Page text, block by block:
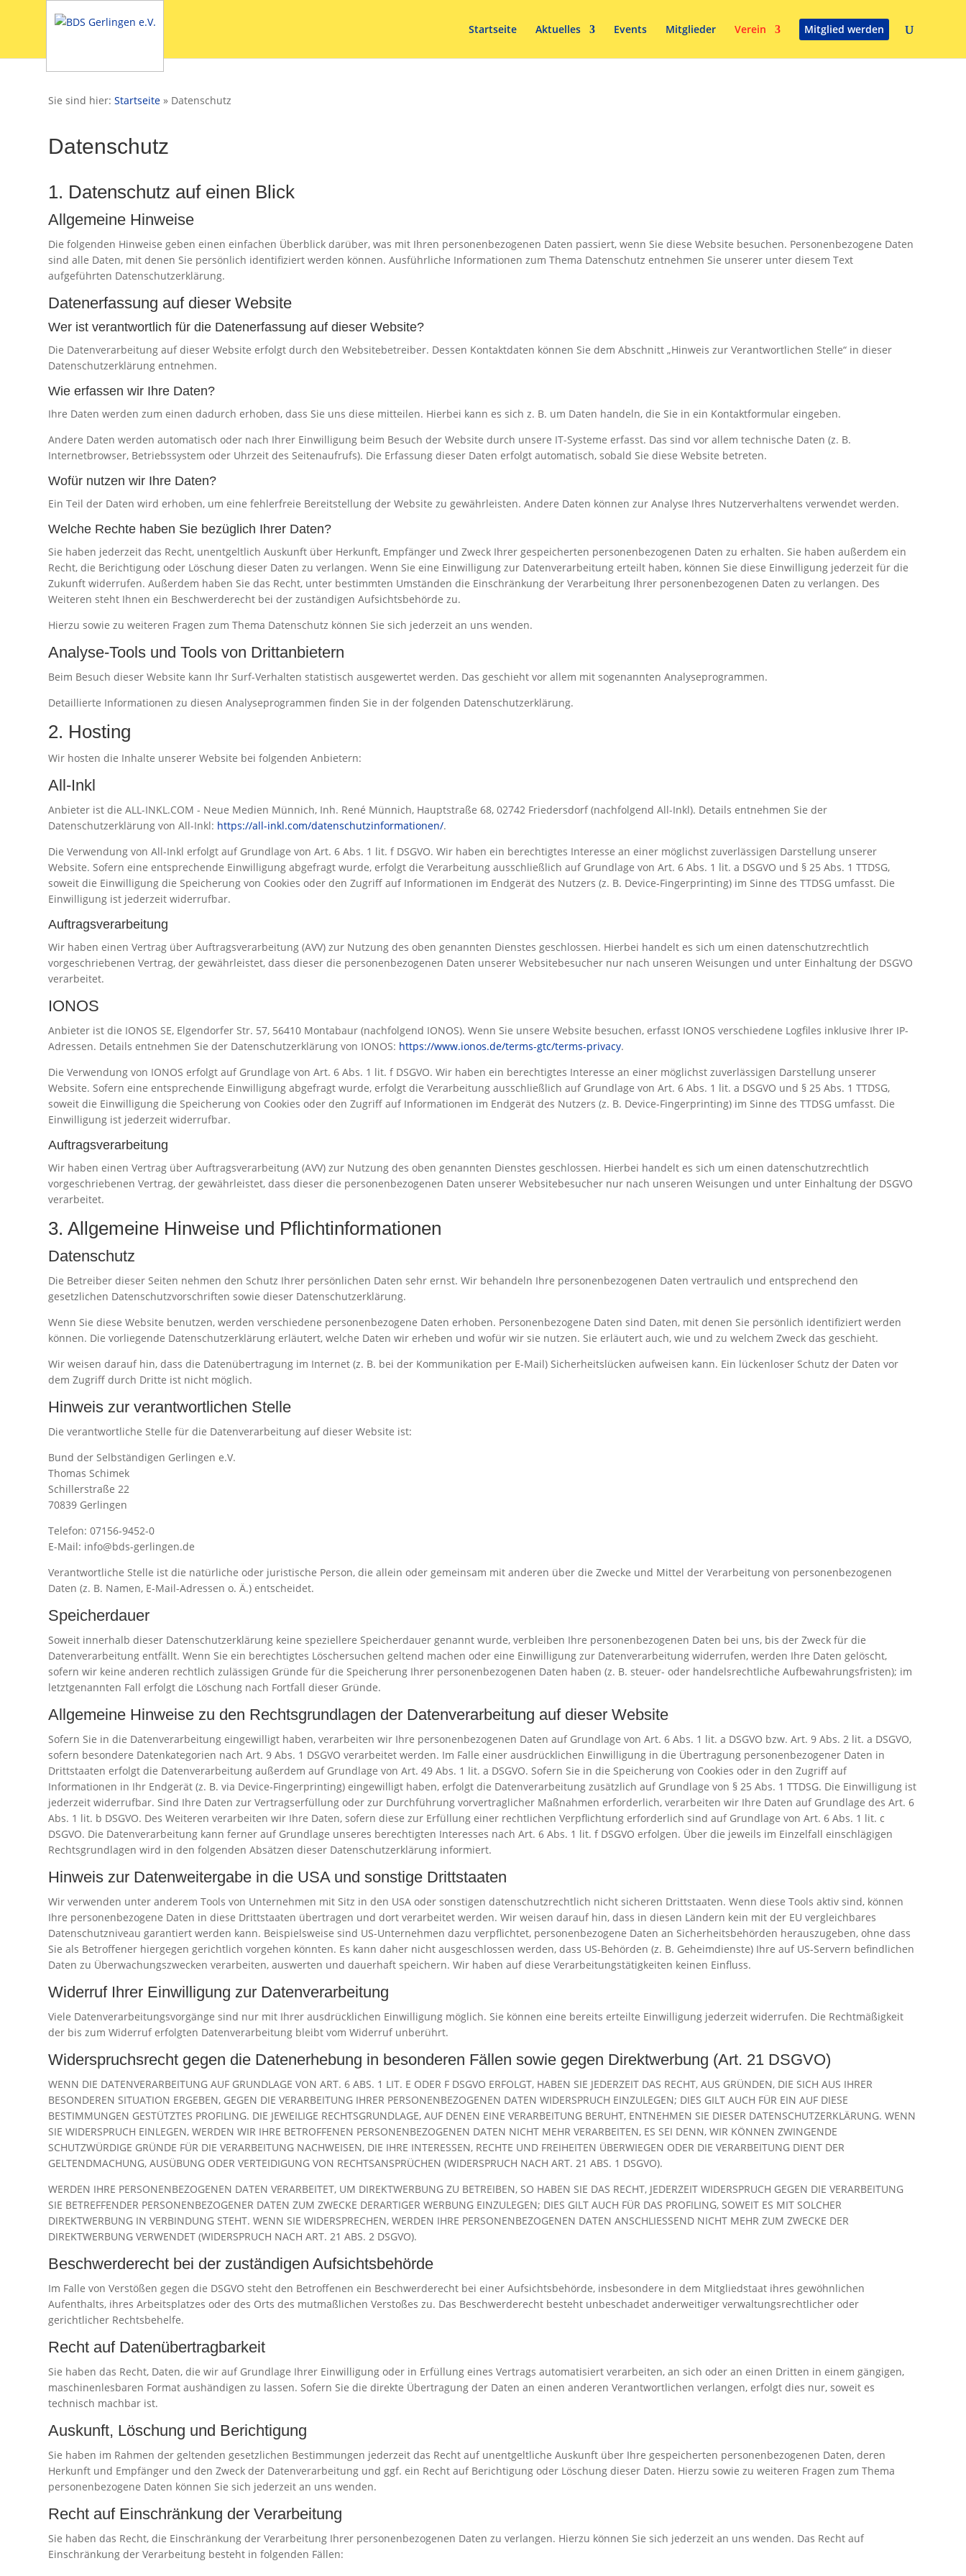
Startseite Aktuelles Events Mitglieder Verein Mitglied werden
Sie sind hier:Startseite » Datenschutz
Datenschutz
1. Datenschutz auf einen Blick
Allgemeine Hinweise
Die folgenden Hinweise geben einen einfachen Überblick darüber, was mit Ihren personenbezogenen Daten passiert, wenn Sie diese Website besuchen. Personenbezogene Daten
sind alle Daten, mit denen Sie persönlich identifiziert werden können. Ausführliche Informationen zum Thema Datenschutz entnehmen Sie unserer unter diesem Text
aufgeführten Datenschutzerklärung.
Datenerfassung auf dieser Website
Wer ist verantwortlich für die Datenerfassung auf dieser Website?
Die Datenverarbeitung auf dieser Website erfolgt durch den Websitebetreiber. Dessen Kontaktdaten können Sie dem Abschnitt „Hinweis zur Verantwortlichen Stelle“ in dieser
Datenschutzerklärung entnehmen.
Wie erfassen wir Ihre Daten?
Ihre Daten werden zum einen dadurch erhoben, dass Sie uns diese mitteilen. Hierbei kann es sich z. B. um Daten handeln, die Sie in ein Kontaktformular eingeben.
Andere Daten werden automatisch oder nach Ihrer Einwilligung beim Besuch der Website durch unsere IT-Systeme erfasst. Das sind vor allem technische Daten (z. B.
Internetbrowser, Betriebssystem oder Uhrzeit des Seitenaufrufs). Die Erfassung dieser Daten erfolgt automatisch, sobald Sie diese Website betreten.
Wofür nutzen wir Ihre Daten?
Ein Teil der Daten wird erhoben, um eine fehlerfreie Bereitstellung der Website zu gewährleisten. Andere Daten können zur Analyse Ihres Nutzerverhaltens verwendet werden.
Welche Rechte haben Sie bezüglich Ihrer Daten?
Sie haben jederzeit das Recht, unentgeltlich Auskunft über Herkunft, Empfänger und Zweck Ihrer gespeicherten personenbezogenen Daten zu erhalten. Sie haben außerdem ein
Recht, die Berichtigung oder Löschung dieser Daten zu verlangen. Wenn Sie eine Einwilligung zur Datenverarbeitung erteilt haben, können Sie diese Einwilligung jederzeit für die
Zukunft widerrufen. Außerdem haben Sie das Recht, unter bestimmten Umständen die Einschränkung der Verarbeitung Ihrer personenbezogenen Daten zu verlangen. Des
Weiteren steht Ihnen ein Beschwerderecht bei der zuständigen Aufsichtsbehörde zu.
Hierzu sowie zu weiteren Fragen zum Thema Datenschutz können Sie sich jederzeit an uns wenden.
Analyse-Tools und Tools von Dritt­anbietern
Beim Besuch dieser Website kann Ihr Surf-Verhalten statistisch ausgewertet werden. Das geschieht vor allem mit sogenannten Analyseprogrammen.
Detaillierte Informationen zu diesen Analyseprogrammen finden Sie in der folgenden Datenschutzerklärung.
2. Hosting
Wir hosten die Inhalte unserer Website bei folgenden Anbietern:
All-Inkl
Anbieter ist die ALL-INKL.COM - Neue Medien Münnich, Inh. René Münnich, Hauptstraße 68, 02742 Friedersdorf (nachfolgend All-Inkl). Details entnehmen Sie der
Datenschutzerklärung von All-Inkl: https://all-inkl.com/datenschutzinformationen/.
Die Verwendung von All-Inkl erfolgt auf Grundlage von Art. 6 Abs. 1 lit. f DSGVO. Wir haben ein berechtigtes Interesse an einer möglichst zuverlässigen Darstellung unserer
Website. Sofern eine entsprechende Einwilligung abgefragt wurde, erfolgt die Verarbeitung ausschließlich auf Grundlage von Art. 6 Abs. 1 lit. a DSGVO und § 25 Abs. 1 TTDSG,
soweit die Einwilligung die Speicherung von Cookies oder den Zugriff auf Informationen im Endgerät des Nutzers (z. B. Device-Fingerprinting) im Sinne des TTDSG umfasst. Die
Einwilligung ist jederzeit widerrufbar.
Auftragsverarbeitung
Wir haben einen Vertrag über Auftragsverarbeitung (AVV) zur Nutzung des oben genannten Dienstes geschlossen. Hierbei handelt es sich um einen datenschutzrechtlich
vorgeschriebenen Vertrag, der gewährleistet, dass dieser die personenbezogenen Daten unserer Websitebesucher nur nach unseren Weisungen und unter Einhaltung der DSGVO
verarbeitet.
IONOS
Anbieter ist die IONOS SE, Elgendorfer Str. 57, 56410 Montabaur (nachfolgend IONOS). Wenn Sie unsere Website besuchen, erfasst IONOS verschiedene Logfiles inklusive Ihrer IP-
Adressen. Details entnehmen Sie der Datenschutzerklärung von IONOS: https://www.ionos.de/terms-gtc/terms-privacy.
Die Verwendung von IONOS erfolgt auf Grundlage von Art. 6 Abs. 1 lit. f DSGVO. Wir haben ein berechtigtes Interesse an einer möglichst zuverlässigen Darstellung unserer
Website. Sofern eine entsprechende Einwilligung abgefragt wurde, erfolgt die Verarbeitung ausschließlich auf Grundlage von Art. 6 Abs. 1 lit. a DSGVO und § 25 Abs. 1 TTDSG,
soweit die Einwilligung die Speicherung von Cookies oder den Zugriff auf Informationen im Endgerät des Nutzers (z. B. Device-Fingerprinting) im Sinne des TTDSG umfasst. Die
Einwilligung ist jederzeit widerrufbar.
Auftragsverarbeitung
Wir haben einen Vertrag über Auftragsverarbeitung (AVV) zur Nutzung des oben genannten Dienstes geschlossen. Hierbei handelt es sich um einen datenschutzrechtlich
vorgeschriebenen Vertrag, der gewährleistet, dass dieser die personenbezogenen Daten unserer Websitebesucher nur nach unseren Weisungen und unter Einhaltung der DSGVO
verarbeitet.
3. Allgemeine Hinweise und Pflicht­informationen
Datenschutz
Die Betreiber dieser Seiten nehmen den Schutz Ihrer persönlichen Daten sehr ernst. Wir behandeln Ihre personenbezogenen Daten vertraulich und entsprechend den
gesetzlichen Datenschutzvorschriften sowie dieser Datenschutzerklärung.
Wenn Sie diese Website benutzen, werden verschiedene personenbezogene Daten erhoben. Personenbezogene Daten sind Daten, mit denen Sie persönlich identifiziert werden
können. Die vorliegende Datenschutzerklärung erläutert, welche Daten wir erheben und wofür wir sie nutzen. Sie erläutert auch, wie und zu welchem Zweck das geschieht.
Wir weisen darauf hin, dass die Datenübertragung im Internet (z. B. bei der Kommunikation per E-Mail) Sicherheitslücken aufweisen kann. Ein lückenloser Schutz der Daten vor
dem Zugriff durch Dritte ist nicht möglich.
Hinweis zur verantwortlichen Stelle
Die verantwortliche Stelle für die Datenverarbeitung auf dieser Website ist:
Bund der Selbständigen Gerlingen e.V.
Thomas Schimek
Schillerstraße 22
70839 Gerlingen
Telefon: 07156-9452-0
E-Mail: info@bds-gerlingen.de
Verantwortliche Stelle ist die natürliche oder juristische Person, die allein oder gemeinsam mit anderen über die Zwecke und Mittel der Verarbeitung von personenbezogenen
Daten (z. B. Namen, E-Mail-Adressen o. Ä.) entscheidet.
Speicherdauer
Soweit innerhalb dieser Datenschutzerklärung keine speziellere Speicherdauer genannt wurde, verbleiben Ihre personenbezogenen Daten bei uns, bis der Zweck für die
Datenverarbeitung entfällt. Wenn Sie ein berechtigtes Löschersuchen geltend machen oder eine Einwilligung zur Datenverarbeitung widerrufen, werden Ihre Daten gelöscht,
sofern wir keine anderen rechtlich zulässigen Gründe für die Speicherung Ihrer personenbezogenen Daten haben (z. B. steuer- oder handelsrechtliche Aufbewahrungsfristen); im
letztgenannten Fall erfolgt die Löschung nach Fortfall dieser Gründe.
Allgemeine Hinweise zu den Rechtsgrundlagen der Datenverarbeitung auf dieser Website
Sofern Sie in die Datenverarbeitung eingewilligt haben, verarbeiten wir Ihre personenbezogenen Daten auf Grundlage von Art. 6 Abs. 1 lit. a DSGVO bzw. Art. 9 Abs. 2 lit. a DSGVO,
sofern besondere Datenkategorien nach Art. 9 Abs. 1 DSGVO verarbeitet werden. Im Falle einer ausdrücklichen Einwilligung in die Übertragung personenbezogener Daten in
Drittstaaten erfolgt die Datenverarbeitung außerdem auf Grundlage von Art. 49 Abs. 1 lit. a DSGVO. Sofern Sie in die Speicherung von Cookies oder in den Zugriff auf
Informationen in Ihr Endgerät (z. B. via Device-Fingerprinting) eingewilligt haben, erfolgt die Datenverarbeitung zusätzlich auf Grundlage von § 25 Abs. 1 TTDSG. Die Einwilligung ist
jederzeit widerrufbar. Sind Ihre Daten zur Vertragserfüllung oder zur Durchführung vorvertraglicher Maßnahmen erforderlich, verarbeiten wir Ihre Daten auf Grundlage des Art. 6
Abs. 1 lit. b DSGVO. Des Weiteren verarbeiten wir Ihre Daten, sofern diese zur Erfüllung einer rechtlichen Verpflichtung erforderlich sind auf Grundlage von Art. 6 Abs. 1 lit. c
DSGVO. Die Datenverarbeitung kann ferner auf Grundlage unseres berechtigten Interesses nach Art. 6 Abs. 1 lit. f DSGVO erfolgen. Über die jeweils im Einzelfall einschlägigen
Rechtsgrundlagen wird in den folgenden Absätzen dieser Datenschutzerklärung informiert.
Hinweis zur Datenweitergabe in die USA und sonstige Drittstaaten
Wir verwenden unter anderem Tools von Unternehmen mit Sitz in den USA oder sonstigen datenschutzrechtlich nicht sicheren Drittstaaten. Wenn diese Tools aktiv sind, können
Ihre personenbezogene Daten in diese Drittstaaten übertragen und dort verarbeitet werden. Wir weisen darauf hin, dass in diesen Ländern kein mit der EU vergleichbares
Datenschutzniveau garantiert werden kann. Beispielsweise sind US-Unternehmen dazu verpflichtet, personenbezogene Daten an Sicherheitsbehörden herauszugeben, ohne dass
Sie als Betroffener hiergegen gerichtlich vorgehen könnten. Es kann daher nicht ausgeschlossen werden, dass US-Behörden (z. B. Geheimdienste) Ihre auf US-Servern befindlichen
Daten zu Überwachungszwecken verarbeiten, auswerten und dauerhaft speichern. Wir haben auf diese Verarbeitungstätigkeiten keinen Einfluss.
Widerruf Ihrer Einwilligung zur Datenverarbeitung
Viele Datenverarbeitungsvorgänge sind nur mit Ihrer ausdrücklichen Einwilligung möglich. Sie können eine bereits erteilte Einwilligung jederzeit widerrufen. Die Rechtmäßigkeit
der bis zum Widerruf erfolgten Datenverarbeitung bleibt vom Widerruf unberührt.
Widerspruchsrecht gegen die Datenerhebung in besonderen Fällen sowie gegen Direktwerbung (Art. 21 DSGVO)
WENN DIE DATENVERARBEITUNG AUF GRUNDLAGE VON ART. 6 ABS. 1 LIT. E ODER F DSGVO ERFOLGT, HABEN SIE JEDERZEIT DAS RECHT, AUS GRÜNDEN, DIE SICH AUS IHRER
BESONDEREN SITUATION ERGEBEN, GEGEN DIE VERARBEITUNG IHRER PERSONENBEZOGENEN DATEN WIDERSPRUCH EINZULEGEN; DIES GILT AUCH FÜR EIN AUF DIESE
BESTIMMUNGEN GESTÜTZTES PROFILING. DIE JEWEILIGE RECHTSGRUNDLAGE, AUF DENEN EINE VERARBEITUNG BERUHT, ENTNEHMEN SIE DIESER DATENSCHUTZERKLÄRUNG. WENN
SIE WIDERSPRUCH EINLEGEN, WERDEN WIR IHRE BETROFFENEN PERSONENBEZOGENEN DATEN NICHT MEHR VERARBEITEN, ES SEI DENN, WIR KÖNNEN ZWINGENDE
SCHUTZWÜRDIGE GRÜNDE FÜR DIE VERARBEITUNG NACHWEISEN, DIE IHRE INTERESSEN, RECHTE UND FREIHEITEN ÜBERWIEGEN ODER DIE VERARBEITUNG DIENT DER
GELTENDMACHUNG, AUSÜBUNG ODER VERTEIDIGUNG VON RECHTSANSPRÜCHEN (WIDERSPRUCH NACH ART. 21 ABS. 1 DSGVO).
WERDEN IHRE PERSONENBEZOGENEN DATEN VERARBEITET, UM DIREKTWERBUNG ZU BETREIBEN, SO HABEN SIE DAS RECHT, JEDERZEIT WIDERSPRUCH GEGEN DIE VERARBEITUNG
SIE BETREFFENDER PERSONENBEZOGENER DATEN ZUM ZWECKE DERARTIGER WERBUNG EINZULEGEN; DIES GILT AUCH FÜR DAS PROFILING, SOWEIT ES MIT SOLCHER
DIREKTWERBUNG IN VERBINDUNG STEHT. WENN SIE WIDERSPRECHEN, WERDEN IHRE PERSONENBEZOGENEN DATEN ANSCHLIESSEND NICHT MEHR ZUM ZWECKE DER
DIREKTWERBUNG VERWENDET (WIDERSPRUCH NACH ART. 21 ABS. 2 DSGVO).
Beschwerde­recht bei der zuständigen Aufsichts­behörde
Im Falle von Verstößen gegen die DSGVO steht den Betroffenen ein Beschwerderecht bei einer Aufsichtsbehörde, insbesondere in dem Mitgliedstaat ihres gewöhnlichen
Aufenthalts, ihres Arbeitsplatzes oder des Orts des mutmaßlichen Verstoßes zu. Das Beschwerderecht besteht unbeschadet anderweitiger verwaltungsrechtlicher oder
gerichtlicher Rechtsbehelfe.
Recht auf Daten­übertrag­barkeit
Sie haben das Recht, Daten, die wir auf Grundlage Ihrer Einwilligung oder in Erfüllung eines Vertrags automatisiert verarbeiten, an sich oder an einen Dritten in einem gängigen,
maschinenlesbaren Format aushändigen zu lassen. Sofern Sie die direkte Übertragung der Daten an einen anderen Verantwortlichen verlangen, erfolgt dies nur, soweit es
technisch machbar ist.
Auskunft, Löschung und Berichtigung
Sie haben im Rahmen der geltenden gesetzlichen Bestimmungen jederzeit das Recht auf unentgeltliche Auskunft über Ihre gespeicherten personenbezogenen Daten, deren
Herkunft und Empfänger und den Zweck der Datenverarbeitung und ggf. ein Recht auf Berichtigung oder Löschung dieser Daten. Hierzu sowie zu weiteren Fragen zum Thema
personenbezogene Daten können Sie sich jederzeit an uns wenden.
Recht auf Einschränkung der Verarbeitung
Sie haben das Recht, die Einschränkung der Verarbeitung Ihrer personenbezogenen Daten zu verlangen. Hierzu können Sie sich jederzeit an uns wenden. Das Recht auf
Einschränkung der Verarbeitung besteht in folgenden Fällen: